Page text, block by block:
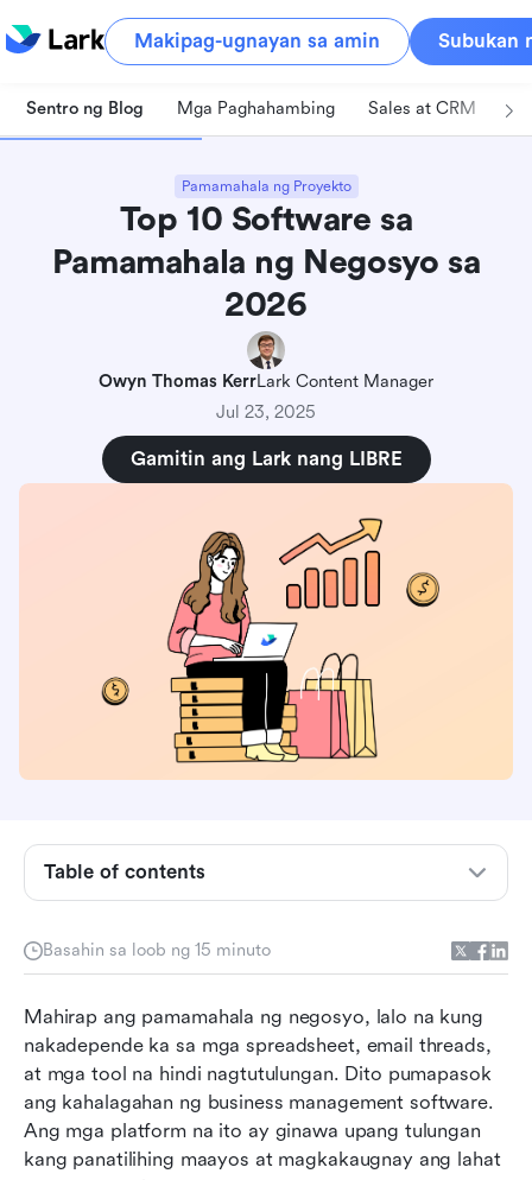
Makipag-ugnayan sa amin Subukan
Sentro ng Blog Mga Paghahambing Sales at CRM
Pamamahala ng Proyekto
Top 10 Software sa
Pamamahala ng Negosyo sa
2026
Owyn Thomas KerrLark Content Manager
Jul 23, 2025
Gamitin ang Lark nang LIBRE
Basahin sa loob ng 15 minuto
Mahirap ang pamamahala ng negosyo, lalo na kung
nakadepende ka sa mga spreadsheet, email threads,
at mga tool na hindi nagtutulungan. Dito pumapasok
ang kahalagahan ng business management software.
Ang mga platform na ito ay ginawa upang tulungan
kang panatilihing maayos at magkakaugnay ang lahat
Table of contents
Kung paano namin sinusuri ang software
Ano ang software para sa pamamahala ng
pamamahala ng negosyo
negosyo
negosyo sa isang sulyap
10 pinakamahusay na software sa pamamahala
ng negosyo sa 2026
Mga pangunahing tampok ng nangungunang
software sa pamamahala ng negosyo